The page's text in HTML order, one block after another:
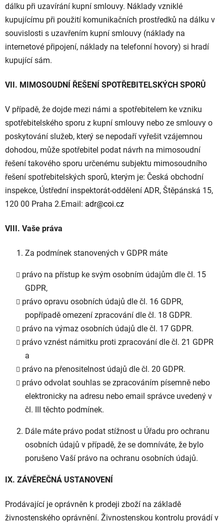
dálku při uzavírání kupní smlouvy. Náklady vzniklé
kupujícímu při použití komunikačních prostředků na dálku v
souvislosti s uzavřením kupní smlouvy (náklady na
internetové připojení, náklady na telefonní hovory) si hradí
kupující sám.
VII. MIMOSOUDNÍ ŘEŠENÍ SPOTŘEBITELSKÝCH SPORŮ
V případě, že dojde mezi námi a spotřebitelem ke vzniku
spotřebitelského sporu z kupní smlouvy nebo ze smlouvy o
poskytování služeb, který se nepodaří vyřešit vzájemnou
dohodou, může spotřebitel podat návrh na mimosoudní
řešení takového sporu určenému subjektu mimosoudního
řešení spotřebitelských sporů, kterým je: Česká obchodní
inspekce, Ústřední inspektorát-oddělení ADR, Štěpánská 15,
120 00 Praha 2.Email: adr@coi.cz
VIII. Vaše práva
Za podmínek stanovených v GDPR máte
právo na přístup ke svým osobním údajům dle čl. 15
GDPR,
právo opravu osobních údajů dle čl. 16 GDPR,
popřípadě omezení zpracování dle čl. 18 GDPR.
právo na výmaz osobních údajů dle čl. 17 GDPR.
právo vznést námitku proti zpracování dle čl. 21 GDPR
a
právo na přenositelnost údajů dle čl. 20 GDPR.
právo odvolat souhlas se zpracováním písemně nebo
elektronicky na adresu nebo email správce uvedený v
čl. III těchto podmínek.
Dále máte právo podat stížnost u Úřadu pro ochranu
osobních údajů v případě, že se domníváte, že bylo
porušeno Vaší právo na ochranu osobních údajů.
IX. ZÁVĚREČNÁ USTANOVENÍ
Prodávající je oprávněn k prodeji zboží na základě
živnostenského oprávnění. Živnostenskou kontrolu provádí v